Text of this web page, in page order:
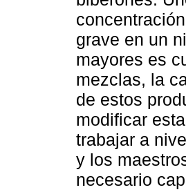
grave en un
mayores es
mezclas, la
de estos
modificar
trabajar a
y los
necesario